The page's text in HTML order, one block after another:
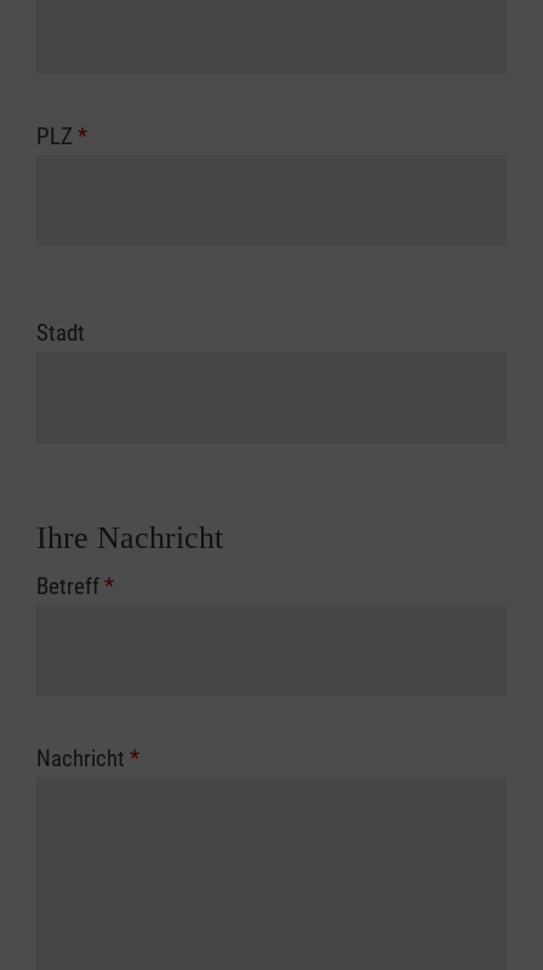
PLZ *
Stadt
Ihre Nachricht
Betreff*
Nachricht *